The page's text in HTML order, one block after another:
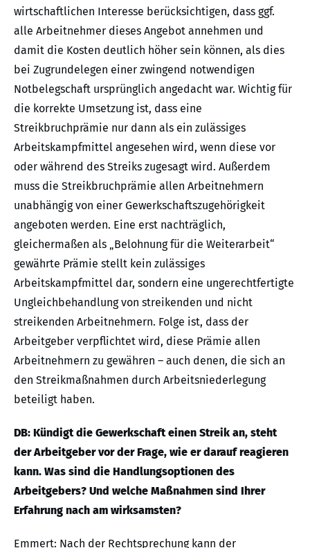
wirtschaftlichen Interesse berücksichtigen, dass ggf.
alle Arbeitnehmer dieses Angebot annehmen und
damit die Kosten deutlich höher sein können, als dies
bei Zugrundelegen einer zwingend notwendigen
Notbelegschaft ursprünglich angedacht war. Wichtig für
die korrekte Umsetzung ist, dass eine
Streikbruchprämie nur dann als ein zulässiges
Arbeitskampfmittel angesehen wird, wenn diese vor
oder während des Streiks zugesagt wird. Außerdem
muss die Streikbruchprämie allen Arbeitnehmern
unabhängig von einer Gewerkschaftszugehörigkeit
angeboten werden. Eine erst nachträglich,
gleichermaßen als „Belohnung für die Weiterarbeit“
gewährte Prämie stellt kein zulässiges
Arbeitskampfmittel dar, sondern eine ungerechtfertigte
Ungleichbehandlung von streikenden und nicht
streikenden Arbeitnehmern. Folge ist, dass der
Arbeitgeber verpflichtet wird, diese Prämie allen
Arbeitnehmern zu gewähren – auch denen, die sich an
den Streikmaßnahmen durch Arbeitsniederlegung
beteiligt haben.
DB: Kündigt die Gewerkschaft einen Streik an, steht
der Arbeitgeber vor der Frage, wie er darauf reagieren
kann. Was sind die Handlungsoptionen des
Arbeitgebers? Und welche Maßnahmen sind Ihrer
Erfahrung nach am wirksamsten?
Emmert: Nach der Rechtsprechung kann der